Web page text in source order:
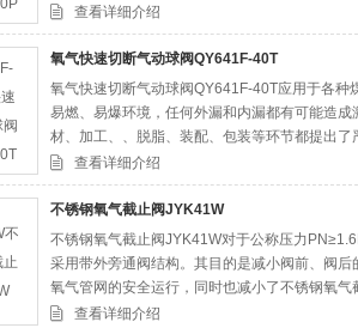
时安全可靠
查看详细介绍
氧气快速切断气动球阀QY641F-40T
氧气快速切断气动球阀QY641F-40T应用于各
易燃、易爆环境，任何外漏和内漏都有可能造
材、加工、、脱脂、装配、包装等环节都提出
断球阀，依赖进口，导致阀门价格昂贵，供货周
查看详细介绍
不锈钢氧气截止阀JYK41W
不锈钢氧气截止阀JYK41W对于公称压力
采用带外旁通阀结构。其目的是减小阀前、阀
氧气管网的安全运行，同时也减小了不锈钢氧气
查看详细介绍